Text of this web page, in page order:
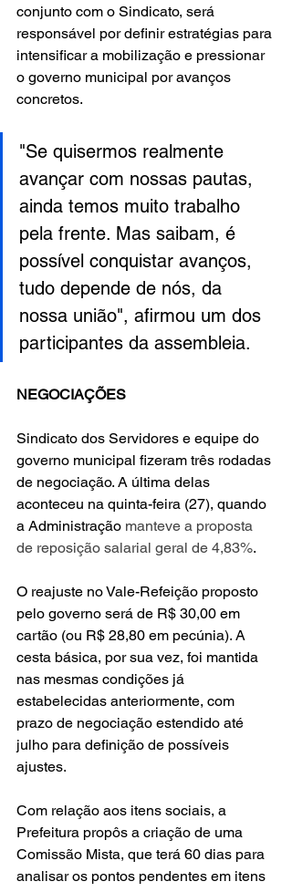
conjunto com o Sindicato, será
responsável por definir estratégias para
intensificar a mobilização e pressionar
o governo municipal por avanços
concretos.
"Se quisermos realmente
avançar com nossas pautas,
ainda temos muito trabalho
pela frente. Mas saibam, é
possível conquistar avanços,
tudo depende de nós, da
nossa união", afirmou um dos
participantes da assembleia.
NEGOCIAÇÕES
Sindicato dos Servidores e equipe do
governo municipal fizeram três rodadas
de negociação. A última delas
aconteceu na quinta-feira (27), quando
a Administração manteve a proposta
de reposição salarial geral de 4,83%.
O reajuste no Vale-Refeição proposto
pelo governo será de R$ 30,00 em
cartão (ou R$ 28,80 em pecúnia). A
cesta básica, por sua vez, foi mantida
nas mesmas condições já
estabelecidas anteriormente, com
prazo de negociação estendido até
julho para definição de possíveis
ajustes.
Com relação aos itens sociais, a
Prefeitura propôs a criação de uma
Comissão Mista, que terá 60 dias para
analisar os pontos pendentes em itens